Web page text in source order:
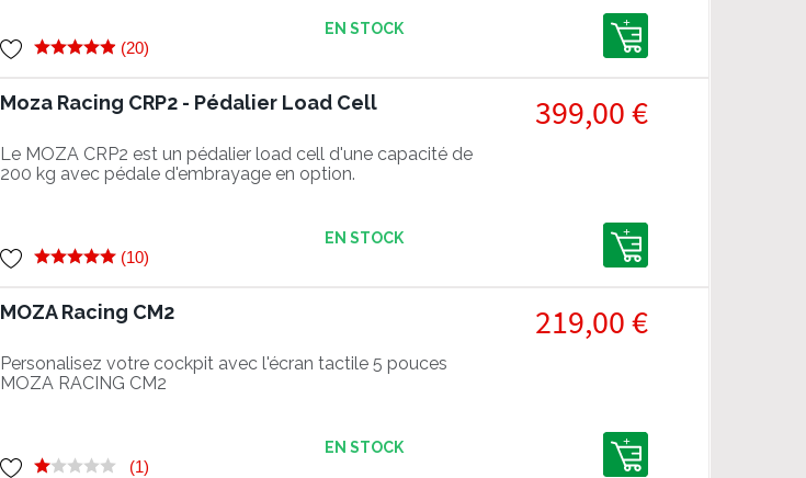
(20)
EN STOCK
Moza Racing CRP2 - Pédalier Load Cell
Le MOZA CRP2 est un pédalier load cell d'une capacité de
200 kg avec pédale d'embrayage en option.
399,00 €
(10)
EN STOCK
MOZA Racing CM2
Personalisez votre cockpit avec l'écran tactile 5 pouces
MOZA RACING CM2
219,00 €
(1)
EN STOCK